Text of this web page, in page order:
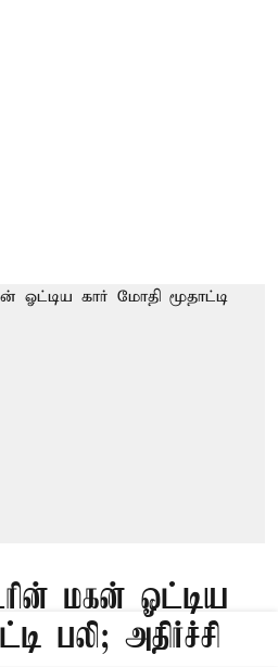
மகன் ஓட்டிய
பலி; அதிர்ச்சி